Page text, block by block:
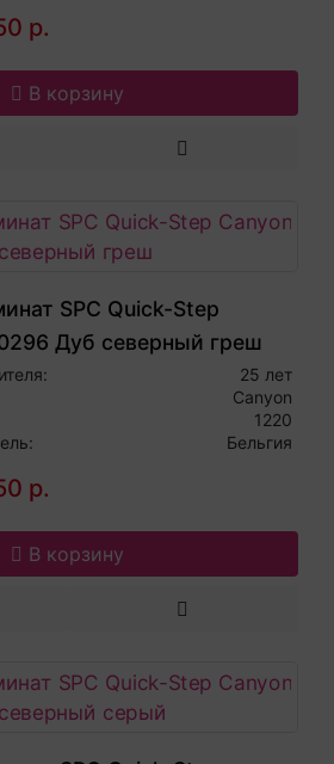
р.
В корзину
SPC Quick-Step
Дуб северный греш
25 лет
Canyon
1220
Бельгия
р.
В корзину